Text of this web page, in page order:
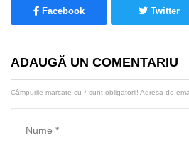
Facebook Twitter
ADAUGĂ UN COMENTARIU
Câmpurile marcate cu * sunt obligatorii! Adresa de